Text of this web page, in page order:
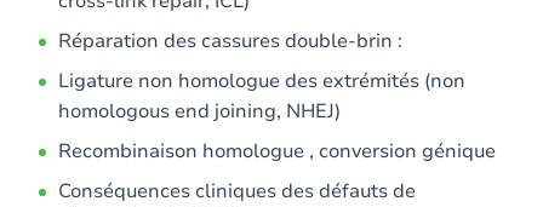
Réparation des cassures double-brin :
Ligature non homologue des extrémités (non
homologous end joining, NHEJ)
Recombinaison homologue , conversion génique
Conséquences cliniques des défauts de